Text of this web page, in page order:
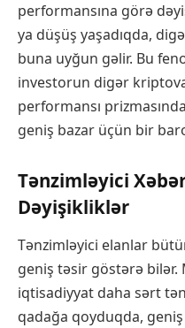
performansına görə
ya düşüş yaşadıqda,
buna uyğun gəlir. Bu
investorun digər
performansı
geniş bazar üçün bir
Tənzimləyici
Dəyişikliklər
Tənzimləyici elanlar
geniş təsir göstərə bilər.
iqtisadiyyat daha sərt
qadağa qoyduqda, geniş